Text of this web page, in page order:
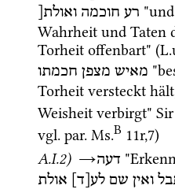
רע חוכמה ואולת[
Wahrheit und Taten
Torheit offenbart" (
מאיש מצפן חכמתו
Torheit versteckt
Weisheit verbirgt" Sir
vgl. par. Ms.B 11r,7)
A.I.2) →דעה
ואין שם לע[ד] אולת